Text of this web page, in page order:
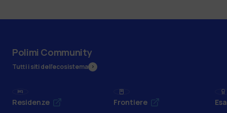
Polimi Community
Tutti i siti dell’ecosistema
Residenze Frontiere